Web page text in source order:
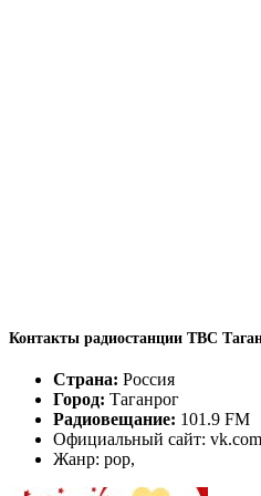
Контакты радиостанции ТВС
Страна: Россия
Город: Таганрог
Радиовещание: 101.9 FM
Официальный сайт:
Жанр: pop,